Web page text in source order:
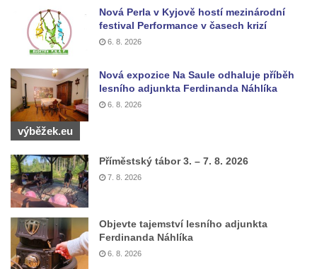
Kenotaf Emila Miksche na hřbitově v Lužici
Kenotaf Antonína Krause na hřbitově v
Pomník vojákům Rudé armády na hřbitově
v Kozlech
Pamětní deska pochodu smrti v Saupsdorfu
Pomník obětem 2. světové války v parku
Walthera von der Vogelweide v Duchcově
Památník obětem holokaustu v Lipové ulici
v Duchcově
Pomník obětem válek v Jeníkově
Pamětní deska obětem 1. světové války na
kapli Panny Marie v Lahošti
Nová Perla v Kyjově hostí mezinárodní
festival Performance v časech krizí
6. 8. 2026
Nová expozice Na Saule odhaluje příběh
lesního adjunkta Ferdinanda Náhlíka
6. 8. 2026
výběžek.eu
Příměstský tábor 3. – 7. 8. 2026
7. 8. 2026
Objevte tajemství lesního adjunkta
Ferdinanda Náhlíka
6. 8. 2026